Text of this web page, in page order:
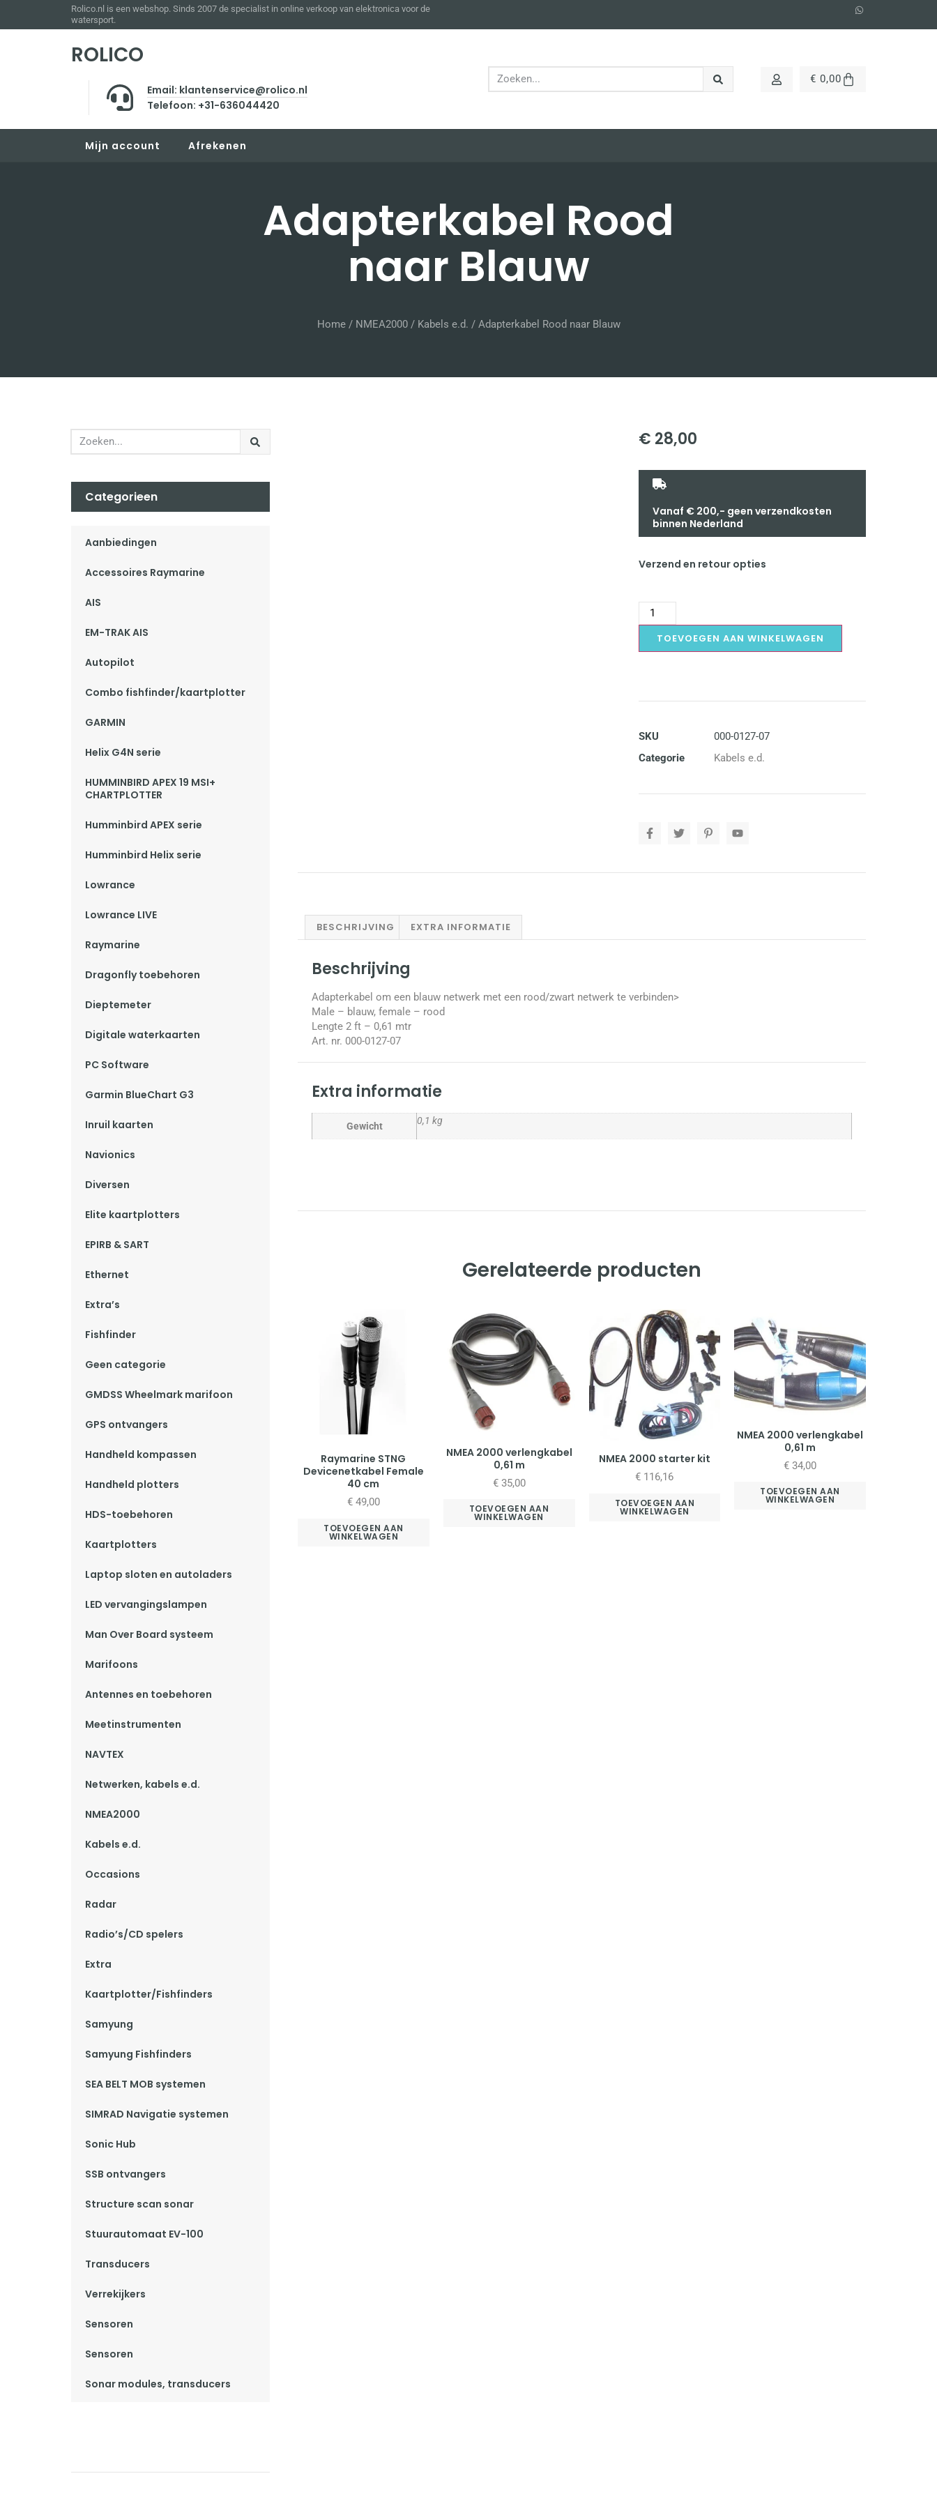
Rolico.nl is een webshop. Sinds 2007 de specialist in online verkoop van elektronica voor de
watersport.
ROLICO
Email: klantenservice@rolico.nl
Telefoon: +31-636044420
€ 0,00
Mijn account Afrekenen
Adapterkabel Rood
naar Blauw
Home/ NMEA2000/ Kabels e.d. / Adapterkabel Rood naar Blauw
Categorieen
Aanbiedingen
Accessoires Raymarine
AIS
EM-TRAK AIS
Autopilot
Combo fishfinder/kaartplotter
GARMIN
Helix G4N serie
HUMMINBIRD APEX 19 MSI+
CHARTPLOTTER
Humminbird APEX serie
Humminbird Helix serie
Lowrance
Lowrance LIVE
Raymarine
Dragonfly toebehoren
Dieptemeter
Digitale waterkaarten
PC Software
Garmin BlueChart G3
Inruil kaarten
Navionics
Diversen
Elite kaartplotters
EPIRB & SART
Ethernet
Extra’s
Fishfinder
Geen categorie
GMDSS Wheelmark marifoon
GPS ontvangers
Handheld kompassen
Handheld plotters
HDS-toebehoren
Kaartplotters
Laptop sloten en autoladers
LED vervangingslampen
Man Over Board systeem
Marifoons
Antennes en toebehoren
Meetinstrumenten
NAVTEX
Netwerken, kabels e.d.
NMEA2000
Kabels e.d.
Occasions
Radar
Radio’s/CD spelers
Extra
Kaartplotter/Fishfinders
Samyung
Samyung Fishfinders
SEA BELT MOB systemen
SIMRAD Navigatie systemen
Sonic Hub
SSB ontvangers
Structure scan sonar
Stuurautomaat EV-100
Transducers
Verrekijkers
Sensoren
Sensoren
Sonar modules, transducers
€ 28,00
Vanaf € 200,- geen verzendkosten
binnen Nederland
Verzend en retour opties
TOEVOEGEN AAN WINKELWAGEN
SKU
000-0127-07
Categorie
Kabels e.d.
BESCHRIJVING EXTRA INFORMATIE
Beschrijving
Adapterkabel om een blauw netwerk met een rood/zwart netwerk te verbinden>
Male – blauw, female – rood
Lengte 2 ft – 0,61 mtr
Art. nr. 000-0127-07
Extra informatie
Gewicht 0,1 kg
Gerelateerde producten
Raymarine STNG
Devicenetkabel Female
40 cm
€49,00
TOEVOEGEN AAN
WINKELWAGEN
NMEA 2000 verlengkabel
0,61 m
€35,00
TOEVOEGEN AAN
WINKELWAGEN
NMEA 2000 starter kit
€ 116,16
TOEVOEGEN AAN
WINKELWAGEN
NMEA 2000 verlengkabel
0,61 m
€ 34,00
TOEVOEGEN AAN
WINKELWAGEN